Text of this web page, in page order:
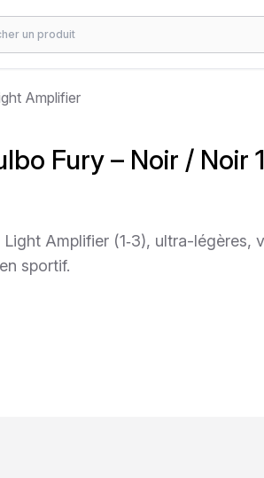
Amplifier
Fury – Noir / Noir
Amplifier (1‑3), ultra-légères,
sportif.